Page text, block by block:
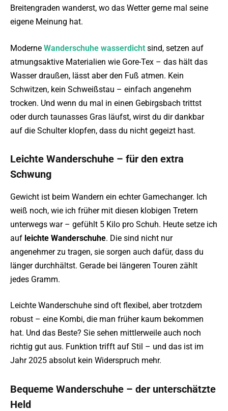
Breitengraden wanderst, wo das Wetter gerne mal seine
eigene Meinung hat.
Moderne Wanderschuhe wasserdicht sind, setzen auf
atmungsaktive Materialien wie Gore-Tex – das hält das
Wasser draußen, lässt aber den Fuß atmen. Kein
Schwitzen, kein Schweißstau – einfach angenehm
trocken. Und wenn du mal in einen Gebirgsbach trittst
oder durch taunasses Gras läufst, wirst du dir dankbar
auf die Schulter klopfen, dass du nicht gegeizt hast.
Leichte Wanderschuhe – für den extra
Schwung
Gewicht ist beim Wandern ein echter Gamechanger. Ich
weiß noch, wie ich früher mit diesen klobigen Tretern
unterwegs war – gefühlt 5 Kilo pro Schuh. Heute setze ich
auf leichte Wanderschuhe. Die sind nicht nur
angenehmer zu tragen, sie sorgen auch dafür, dass du
länger durchhältst. Gerade bei längeren Touren zählt
jedes Gramm.
Leichte Wanderschuhe sind oft flexibel, aber trotzdem
robust – eine Kombi, die man früher kaum bekommen
hat. Und das Beste? Sie sehen mittlerweile auch noch
richtig gut aus. Funktion trifft auf Stil – und das ist im
Jahr 2025 absolut kein Widerspruch mehr.
Bequeme Wanderschuhe – der unterschätzte
Held